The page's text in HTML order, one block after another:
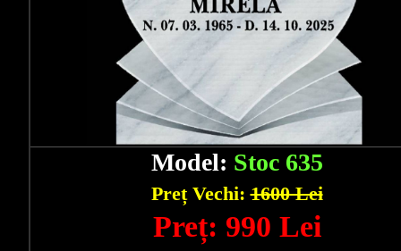
Model: Stoc 635
Preț Vechi:1600 Lei
Preț: 990 Lei